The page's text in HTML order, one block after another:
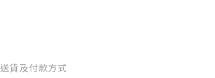
送貨及付款方式